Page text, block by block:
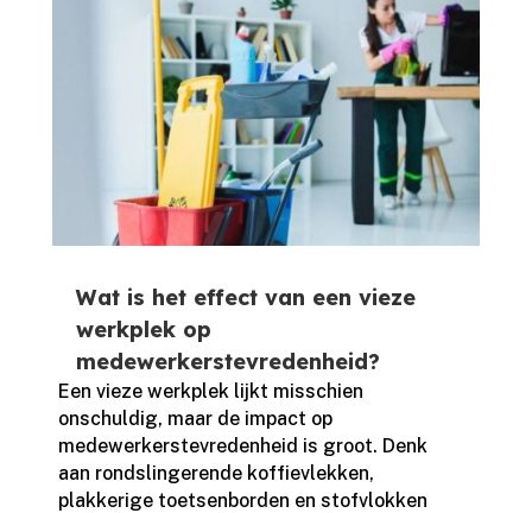
Wat is het effect van een vieze
werkplek op
medewerkerstevredenheid?
Een vieze werkplek lijkt misschien
onschuldig, maar de impact op
medewerkerstevredenheid is groot.​ Denk
aan rondslingerende koffievlekken,
plakkerige toetsenborden en stofvlokken